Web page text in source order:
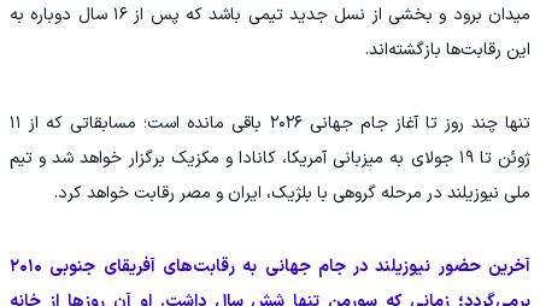
میدان برود و بخشی از نسل جدید تیمی باشد که پس از ۱۶ سال دوباره به
این رقابت‌ها بازگشته‌اند.
تنها چند روز تا آغاز جام جهانی ۲۰۲۶ باقی مانده است؛ مسابقاتی که از ۱۱
ژوئن تا ۱۹ جولای به میزبانی آمریکا، کانادا و مکزیک برگزار خواهد شد و تیم
ملی نیوزیلند در مرحله گروهی با بلژیک، ایران و مصر رقابت خواهد کرد.
آخرین حضور نیوزیلند در جام جهانی به رقابت‌های آفریقای جنوبی ۲۰۱۰